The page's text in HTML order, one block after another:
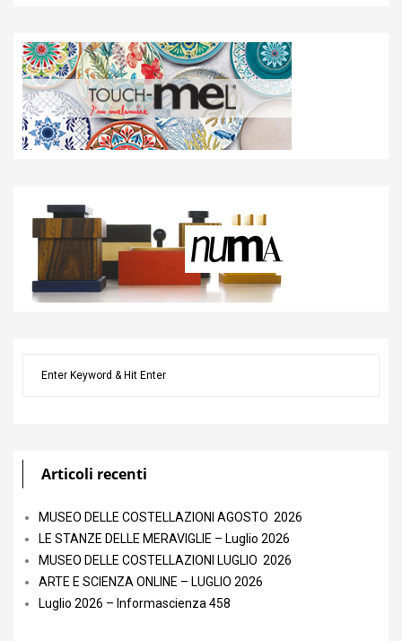
Articoli recenti
MUSEO DELLE COSTELLAZIONI AGOSTO 2026
LE STANZE DELLE MERAVIGLIE – Luglio 2026
MUSEO DELLE COSTELLAZIONI LUGLIO 2026
ARTE E SCIENZA ONLINE – LUGLIO 2026
Luglio 2026 – Informascienza 458